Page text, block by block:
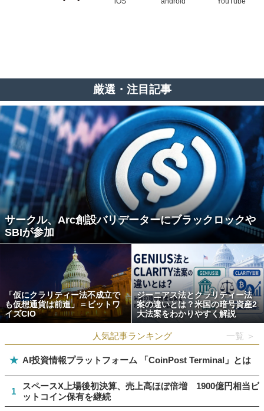
厳選・注目記事
サークル、Arc創設バリデーターにブラックロックや
SBIが参加
「仮にクラリティー法不成立で
も仮想通貨は前進」＝ビットワ
イズCIO
ジーニアス法とクラリティー法
案の違いとは？米国の暗号資産2
大法案をわかりやすく解説
人気記事ランキング 一覧 ＞
★ AI投資情報プラットフォーム 「CoinPost Terminal」とは
1
スペースX上場後初決算、売上高ほぼ倍増 1900億円相当ビ
ットコイン保有を継続